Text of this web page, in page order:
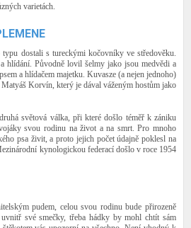
varietách.
dostali s tureckými kočovníky ve středověku.
hlídání. Původně lovil šelmy jako jsou medvědi a
a hlídačem majetku. Kuvasze (a nejen jednoho)
Korvín, který je dával váženým hostům jako
světová válka, při které došlo téměř k zániku
svou rodinu na život a na smrt. Pro mnoho
psa živit, a proto jejich počet údajně poklesl na
kynologickou federací došlo v roce 1954
pudem, celou svou rodinu bude přirozeně
své smečky, třeba hádky by mohl chtít sám